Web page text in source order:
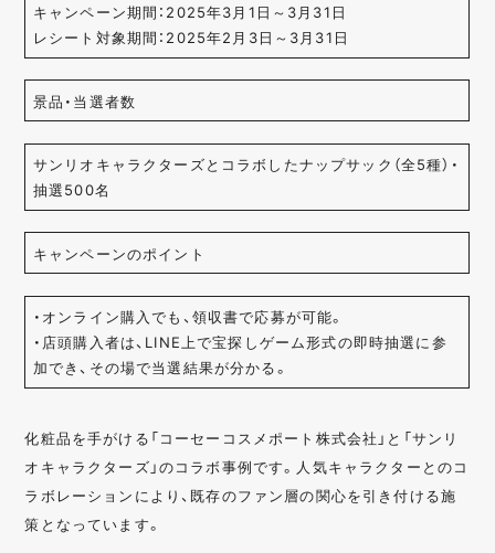
キャンペーン期間：2025年3月1日～3月31日
レシート対象期間：2025年2月3日～3月31日
景品・当選者数
サンリオキャラクターズとコラボしたナップサック（全5種）・
抽選500名
キャンペーンのポイント
・オンライン購入でも、領収書で応募が可能。
・店頭購入者は、LINE上で宝探しゲーム形式の即時抽選に参
加でき、その場で当選結果が分かる。
化粧品を手がける「コーセーコスメポート株式会社」と「サンリ
オキャラクターズ」のコラボ事例です。人気キャラクターとのコ
ラボレーションにより、既存のファン層の関心を引き付ける施
策となっています。